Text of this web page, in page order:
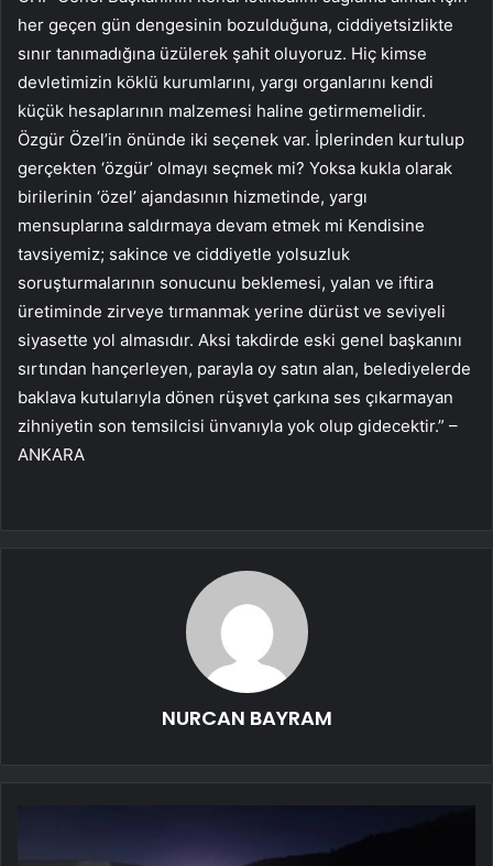
her geçen gün dengesinin bozulduğuna, ciddiyetsizlikte
sınır tanımadığına üzülerek şahit oluyoruz. Hiç kimse
devletimizin köklü kurumlarını, yargı organlarını kendi
küçük hesaplarının malzemesi haline getirmemelidir.
Özgür Özel’in önünde iki seçenek var. İplerinden kurtulup
gerçekten ‘özgür’ olmayı seçmek mi? Yoksa kukla olarak
birilerinin ‘özel’ ajandasının hizmetinde, yargı
mensuplarına saldırmaya devam etmek mi Kendisine
tavsiyemiz; sakince ve ciddiyetle yolsuzluk
soruşturmalarının sonucunu beklemesi, yalan ve iftira
üretiminde zirveye tırmanmak yerine dürüst ve seviyeli
siyasette yol almasıdır. Aksi takdirde eski genel başkanını
sırtından hançerleyen, parayla oy satın alan, belediyelerde
baklava kutularıyla dönen rüşvet çarkına ses çıkarmayan
zihniyetin son temsilcisi ünvanıyla yok olup gidecektir.” –
ANKARA
NURCAN BAYRAM